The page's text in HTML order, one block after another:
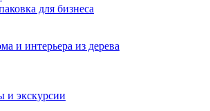
для бизнеса
и интерьера из дерева
и экскурсии